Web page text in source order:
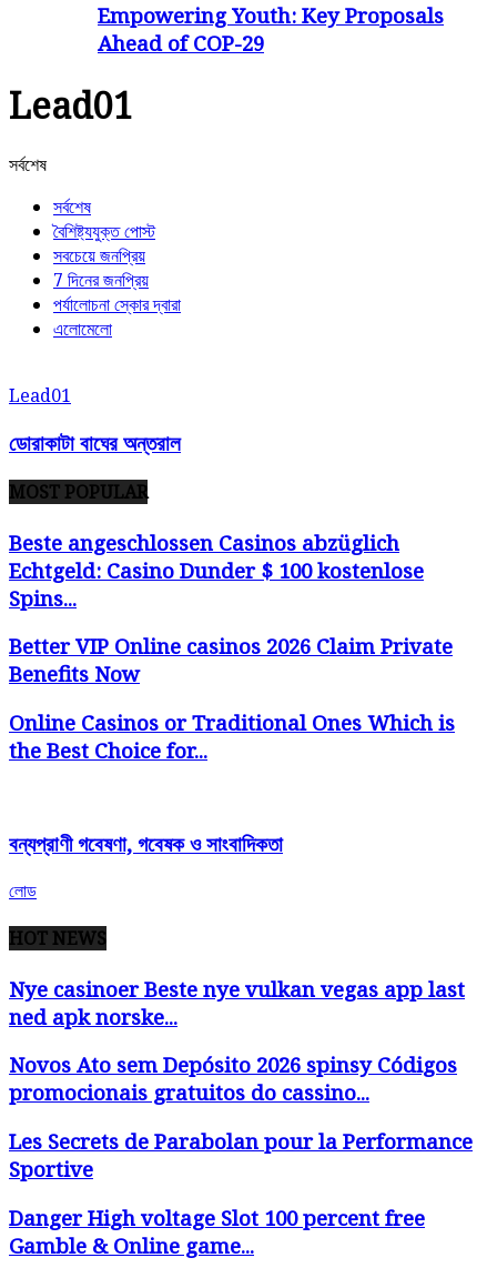
Empowering Youth: Key Proposals
Ahead of COP-29
Lead01
সর্বশেষ
সর্বশেষ
বৈশিষ্ট্যযুক্ত পোস্ট
সবচেয়ে জনপ্রিয়
7 দিনের জনপ্রিয়
পর্যালোচনা স্কোর দ্বারা
এলোমেলো
Lead01
ডোরাকাটা বাঘের অন্তরাল
MOST POPULAR
Beste angeschlossen Casinos abzüglich
Echtgeld: Casino Dunder $ 100 kostenlose
Spins...
Better VIP Online casinos 2026 Claim Private
Benefits Now
Online Casinos or Traditional Ones Which is
the Best Choice for...
বন্যপ্রাণী গবেষণা, গবেষক ও সাংবাদিকতা
লোড
HOT NEWS
Nye casinoer Beste nye vulkan vegas app last
ned apk norske...
Novos Ato sem Depósito 2026 spinsy Códigos
promocionais gratuitos do cassino...
Les Secrets de Parabolan pour la Performance
Sportive
Danger High voltage Slot 100 percent free
Gamble & Online game...